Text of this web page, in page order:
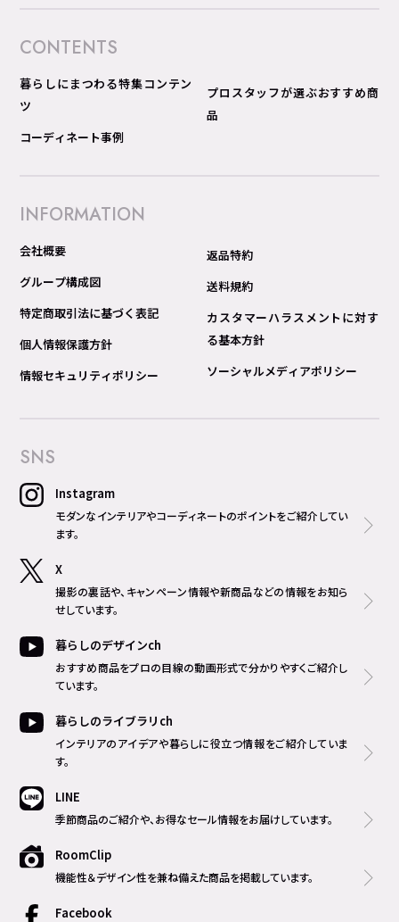
CONTENTS
暮らしにまつわる特集コンテン
ツ
コーディネート事例
プロスタッフが選ぶおすすめ商
品
INFORMATION
会社概要
グループ構成図
特定商取引法に基づく表記
個人情報保護方針
情報セキュリティポリシー
返品特約
送料規約
カスタマーハラスメントに対す
る基本方針
ソーシャルメディアポリシー
SNS
Instagram
モダンなインテリアやコーディネートのポイントをご紹介してい
ます。
X
撮影の裏話や、キャンペーン情報や新商品などの情報をお知ら
せしています。
暮らしのデザインch
おすすめ商品をプロの目線の動画形式で分かりやすくご紹介し
ています。
暮らしのライブラリch
インテリアのアイデアや暮らしに役立つ情報をご紹介していま
す。
LINE
季節商品のご紹介や、お得なセール情報をお届けしています。
RoomClip
機能性＆デザイン性を兼ね備えた商品を掲載しています。
Facebook